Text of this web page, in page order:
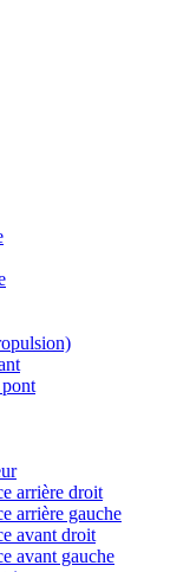
arrière droit
arrière gauche
avant droit
avant gauche